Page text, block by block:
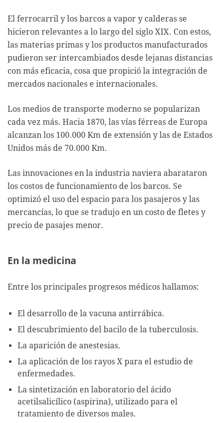
El ferrocarril y los barcos a vapor y calderas se
hicieron relevantes a lo largo del siglo XIX. Con estos,
las materias primas y los productos manufacturados
pudieron ser intercambiados desde lejanas distancias
con más eficacia, cosa que propició la integración de
mercados nacionales e internacionales.
Los medios de transporte moderno se popularizan
cada vez más. Hacia 1870, las vías férreas de Europa
alcanzan los 100.000 Km de extensión y las de Estados
Unidos más de 70.000 Km.
Las innovaciones en la industria naviera abarataron
los costos de funcionamiento de los barcos. Se
optimizó el uso del espacio para los pasajeros y las
mercancías, lo que se tradujo en un costo de fletes y
precio de pasajes menor.
En la medicina
Entre los principales progresos médicos hallamos:
El desarrollo de la vacuna antirrábica.
El descubrimiento del bacilo de la tuberculosis.
La aparición de anestesias.
La aplicación de los rayos X para el estudio de
enfermedades.
La sintetización en laboratorio del ácido
acetilsalicílico (aspirina), utilizado para el
tratamiento de diversos males.